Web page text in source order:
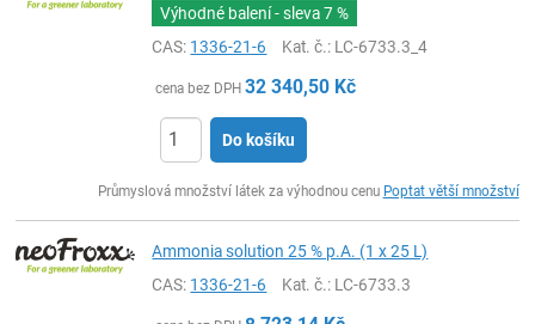
Výhodné balení - sleva7 %
CAS: 1336-21-6 Kat. č.: LC-6733.3_4
cena bez DPH 32 340,50 Kč
Do košíku
Průmyslová množství látek za výhodnou cenu Poptat větší množství
Ammonia solution 25 % p.A. (1 x 25 L)
CAS: 1336-21-6 Kat. č.: LC-6733.3